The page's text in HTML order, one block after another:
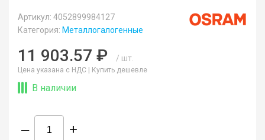
Артикул: 4052899984127
Категория: Металлогалогенные
11 903.57 ₽ / шт.
Цена указана с НДС | Купить дешевле
В наличии
– +